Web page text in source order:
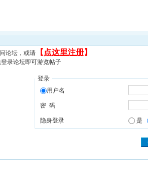
论坛，或请 【 点这里注册】
录论坛即可游览帖子
登录
用户名
密 码
隐身登录 是